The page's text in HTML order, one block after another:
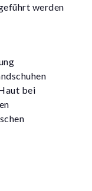
werden
bei